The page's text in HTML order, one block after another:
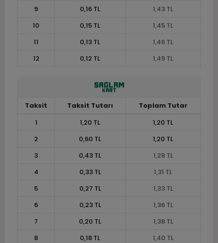
9
0,16 TL
1,43 TL
10
0,15 TL
1,45 TL
11
0,13 TL
1,46 TL
12
0,12 TL 1,49 TL
Taksit Taksit Tutarı
Toplam Tutar
1
1,20 TL
1,20 TL
2
0,60 TL
1,20 TL
3
0,43 TL
1,28 TL
4
0,33 TL
1,31 TL
5
0,27 TL
1,33 TL
6
0,23 TL
1,36 TL
7
0,20 TL
1,38 TL
8
0,18 TL
1,40 TL